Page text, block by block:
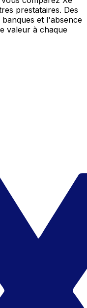
prestataires. Des
et l'absence
valeur à chaque